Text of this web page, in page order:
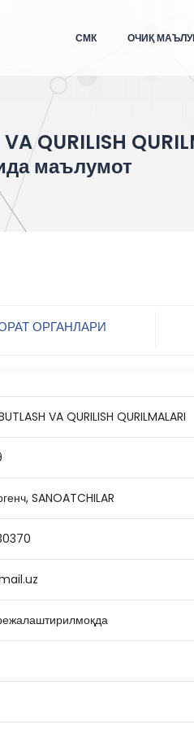
СМК ОЧИҚ
QURILISH
маълумот
ОРГАНЛАРИ
VA QURILISH QURILMALARI
SANOATCHILAR